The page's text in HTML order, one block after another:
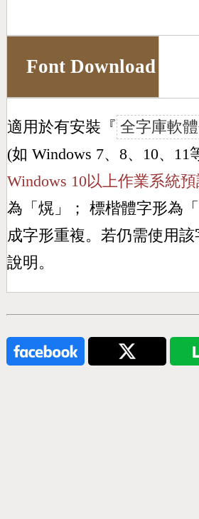
Font Download
適用於有安裝『 全字庫軟
(如 Windows 7、8、10、11
Windows 10以上作業系統
為「 熀」； 標楷體字形為「
成字形重複。若仍需使用
說明。